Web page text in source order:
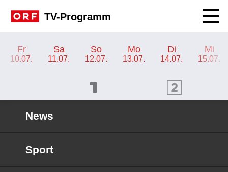
TV-Programm
Fr
10.07.
Sa
11.07.
So
12.07.
Mo
13.07.
Di
14.07.
Mi
15.07.
ORF 2 Programm
News
Sport